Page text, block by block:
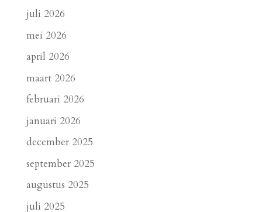
juli 2026
mei 2026
april 2026
maart 2026
februari 2026
januari 2026
december 2025
september 2025
augustus 2025
juli 2025